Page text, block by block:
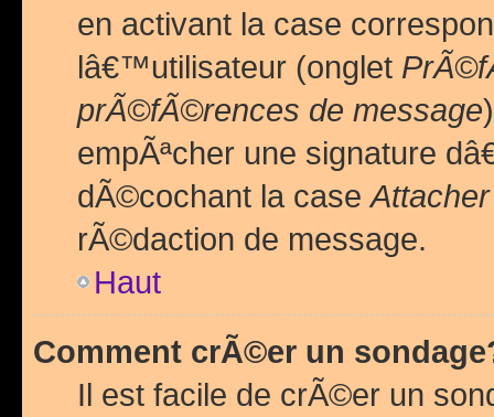
en activant la case
lâ€™utilisateur (onglet
prÃ©fÃ©rences de message
empÃªcher une signature
dÃ©cochant la case
rÃ©daction de message.
Haut
Comment crÃ©er un
Il est facile de crÃ©er un